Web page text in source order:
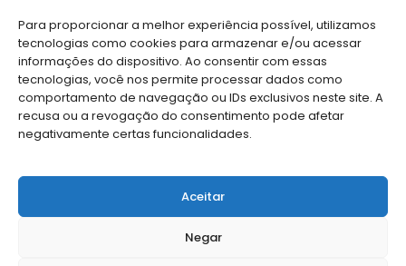
Para proporcionar a melhor experiência possível, utilizamos
tecnologias como cookies para armazenar e/ou acessar
informações do dispositivo. Ao consentir com essas
tecnologias, você nos permite processar dados como
comportamento de navegação ou IDs exclusivos neste site. A
recusa ou a revogação do consentimento pode afetar
negativamente certas funcionalidades.
Aceitar
Negar
CAMPANHAS
SERVIÇOS
FILIADAS
LGPD
FALE CONOSCO
Solicite Apoio Institucional da AMB para o seu evento